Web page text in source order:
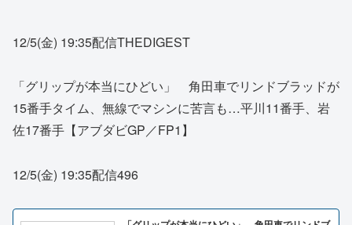
12/5(金) 19:35配信THEDIGEST
「グリップが本当にひどい」 角田車でリンドブラッドが
15番手タイム、無線でマシンに苦言も…平川11番手、岩
佐17番手【アブダビGP／FP1】
12/5(金) 19:35配信496